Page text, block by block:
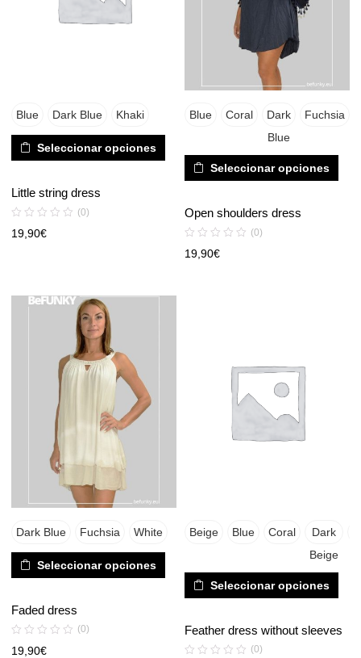
Blue Dark Blue Khaki
Seleccionar opciones
Little string dress
(0)
19,90€
Blue Coral
Dark
Blue
Fuchsia
Seleccionar opciones
Open shoulders dress
(0)
19,90€
Dark Blue Fuchsia White
Seleccionar opciones
Faded dress
(0)
19,90€
Beige Blue Coral
Dark
Beige
Seleccionar opciones
Feather dress without sleeves
(0)